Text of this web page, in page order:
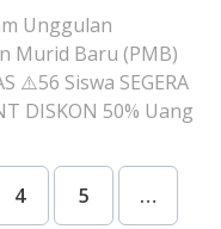
Unggulan
Murid Baru (PMB)
⚠️56 Siswa SEGERA
DISKON 50% Uang
4 5 …